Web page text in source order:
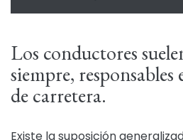
Los conductores
siempre, responsables
de carretera.
Existe la suposición